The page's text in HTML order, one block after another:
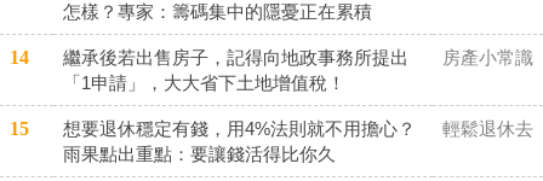
怎樣？專家：籌碼集中的隱憂正在累積
14
繼承後若出售房子，記得向地政事務所提出
「1申請」，大大省下土地增值稅！
房產小常識
15
想要退休穩定有錢，用4%法則就不用擔心？
雨果點出重點：要讓錢活得比你久
輕鬆退休去